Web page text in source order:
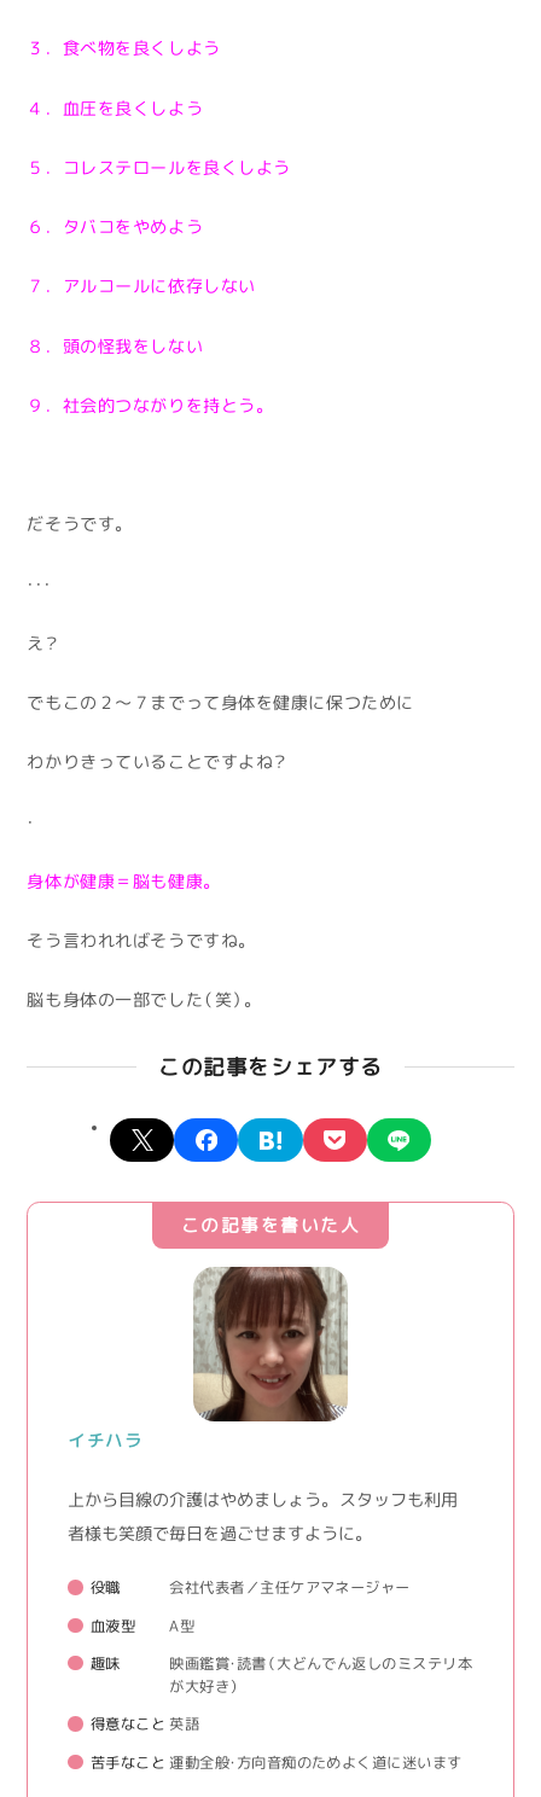
３．食べ物を良くしよう
４．血圧を良くしよう
５．コレステロールを良くしよう
６．タバコをやめよう
７．アルコールに依存しない
８．頭の怪我をしない
９．社会的つながりを持とう。
だそうです。
・・・
え？
でもこの２～７までって身体を健康に保つために
わかりきっていることですよね？
・
身体が健康＝脳も健康。
そう言われればそうですね。
脳も身体の一部でした（笑）。
この記事をシェアする
X facebookhatena pocket
この記事を書いた人
イチハラ
上から目線の介護はやめましょう。 スタッフも利用
者様も笑顔で毎日を過ごせますように。
役職 会社代表者／主任ケアマネージャー
血液型 A型
趣味
映画鑑賞・読書（大どんでん返しのミステリ本
が大好き）
得意なこと 英語
苦手なこと 運動全般・方向音痴のためよく道に迷います